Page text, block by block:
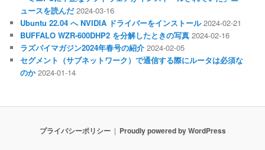
ュースを読んだ 2024-03-16
Ubuntu 22.04 へ NVIDIA ドライバーをインストール 2024-02-21
BUFFALO WZR-600DHP2 を分解したときの写真 2024-02-16
ラズパイマガジン2024年春号の紹介 2024-02-05
セグメント（サブネットワーク）で通信する際にルータは必須な
のか 2024-01-14
プライバシーポリシー Proudly powered by WordPress